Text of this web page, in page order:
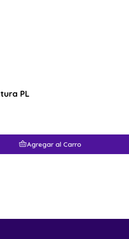
PL
Agregar al Carro